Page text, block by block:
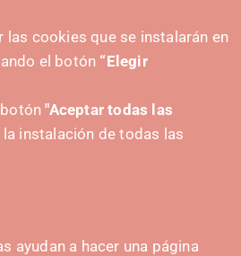
las cookies que se instalarán en
el botón “Elegir
botón"Aceptar todas las
la instalación de todas las
ayudan a hacer una página